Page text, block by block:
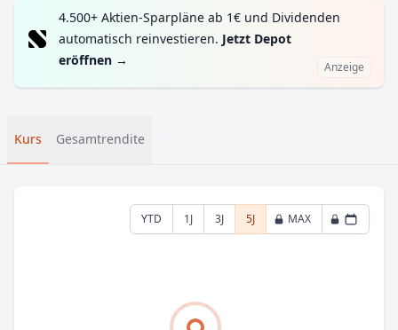
4.500+ Aktien-Sparpläne ab 1€ und Dividenden
automatisch reinvestieren. Jetzt Depot
eröffnen → Anzeige
Kurs Gesamtrendite
YTD 1J 3J 5J MAX